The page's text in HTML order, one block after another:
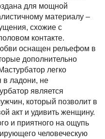
для мощной
материалу –
схожие с
контакте.
оснащен рельефом в
дополнительно
легко
в ладони, не
является
который позволит в
акт и удивить женщину.
и приятного на ощупь
человеческую